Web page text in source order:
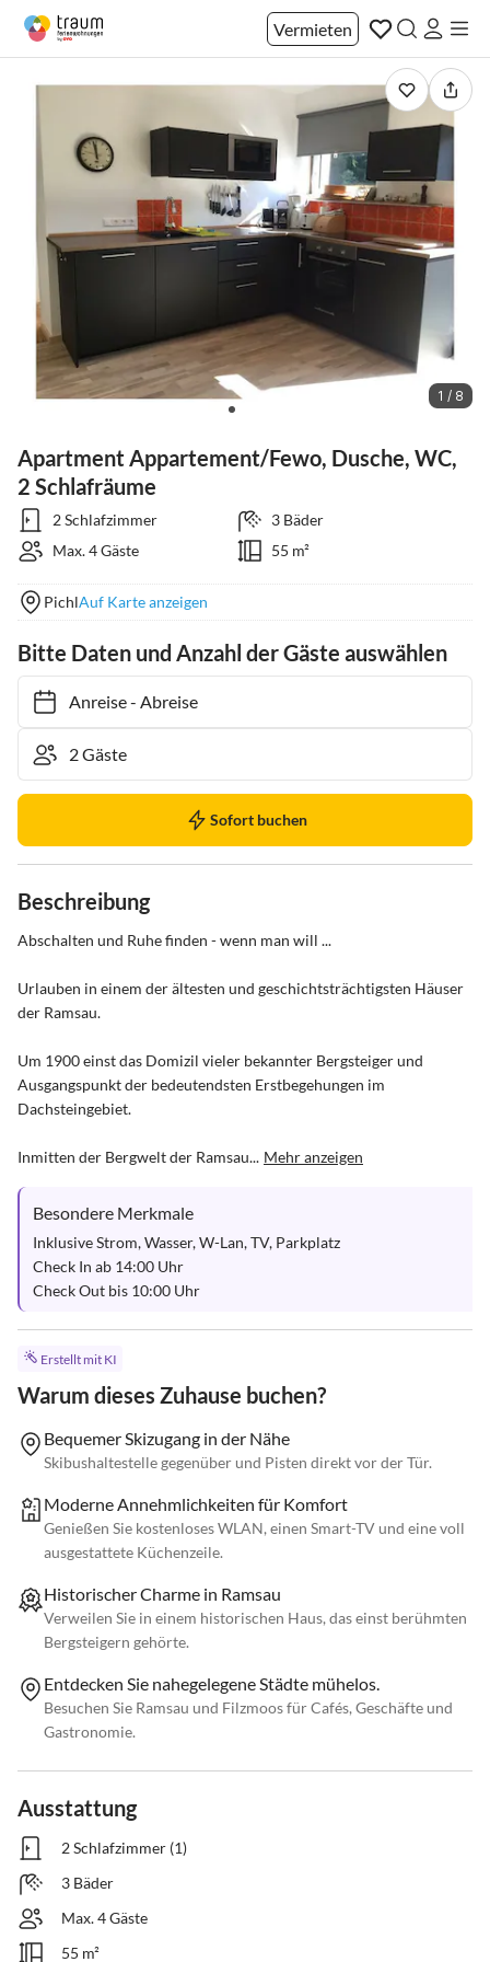
Vermieten
1 / 8
Apartment Appartement/Fewo, Dusche, WC,
2 Schlafräume
2 Schlafzimmer
3 Bäder
Max. 4 Gäste
55 m²
PichlAuf Karte anzeigen
Bitte Daten und Anzahl der Gäste auswählen
Anreise- Abreise
Sofort buchen
Beschreibung
Abschalten und Ruhe finden - wenn man will ...
Urlauben in einem der ältesten und geschichtsträchtigsten Häuser
der Ramsau.
Um 1900 einst das Domizil vieler bekannter Bergsteiger und
Ausgangspunkt der bedeutendsten Erstbegehungen im
Dachsteingebiet.
Inmitten der Bergwelt der Ramsau... Mehr anzeigen
Besondere Merkmale
Inklusive Strom, Wasser, W-Lan, TV, Parkplatz
Check In ab 14:00 Uhr
Check Out bis 10:00 Uhr
Erstellt mit KI
Warum dieses Zuhause buchen?
Bequemer Skizugang in der Nähe
Skibushaltestelle gegenüber und Pisten direkt vor der Tür.
Moderne Annehmlichkeiten für Komfort
Genießen Sie kostenloses WLAN, einen Smart-TV und eine voll
ausgestattete Küchenzeile.
Historischer Charme in Ramsau
Verweilen Sie in einem historischen Haus, das einst berühmten
Bergsteigern gehörte.
Entdecken Sie nahegelegene Städte mühelos.
Besuchen Sie Ramsau und Filzmoos für Cafés, Geschäfte und
Gastronomie.
Ausstattung
2 Schlafzimmer (1)
3 Bäder
Max. 4 Gäste
55 m²